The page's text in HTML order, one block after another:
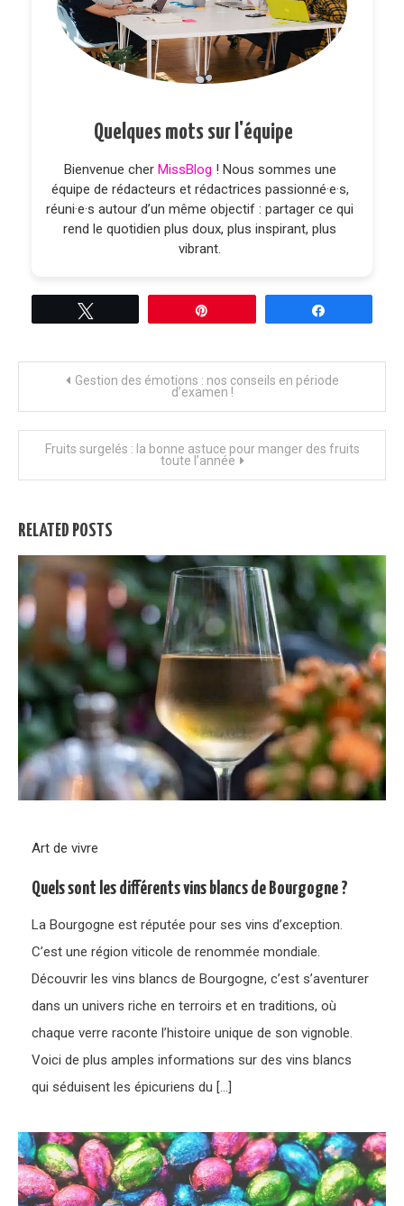
Quelques mots sur l'équipe
Bienvenue cher MissBlog ! Nous sommes une
équipe de rédacteurs et rédactrices passionné·e·s,
réuni·e·s autour d’un même objectif : partager ce qui
rend le quotidien plus doux, plus inspirant, plus
vibrant.
Navigation
l’article
Gestion des émotions : nos conseils en période
d’examen !
Fruits surgelés : la bonne astuce pour manger des fruits
toute l’année
RELATED POSTS
Art de vivre
Quels sont les différents vins blancs de Bourgogne ?
La Bourgogne est réputée pour ses vins d’exception.
C’est une région viticole de renommée mondiale.
Découvrir les vins blancs de Bourgogne, c’est s’aventurer
dans un univers riche en terroirs et en traditions, où
chaque verre raconte l’histoire unique de son vignoble.
Voici de plus amples informations sur des vins blancs
qui séduisent les épicuriens du […]